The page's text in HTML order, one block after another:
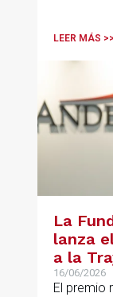
LEER MÁS >>
La
lanza
a la
16/06/2026
El premio